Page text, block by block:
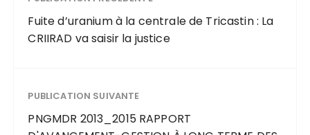
Fuite d’uranium à la centrale de Tricastin : La
CRIIRAD va saisir la justice
PUBLICATION SUIVANTE
PNGMDR 2013_2015 RAPPORT